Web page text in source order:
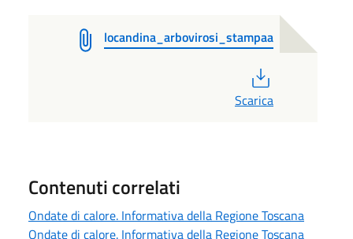
locandina_arbovirosi_stampaa
Scarica
Contenuti correlati
Ondate di calore. Informativa della Regione Toscana
Ondate di calore. Informativa della Regione Toscana